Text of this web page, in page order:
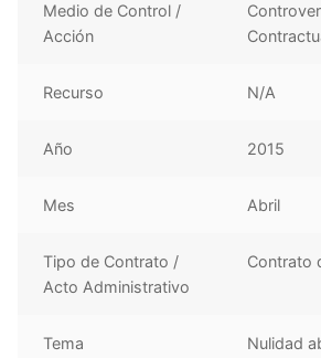
Medio de Control /
Acción
Recurso N/A
Año 2015
Mes Abril
Tipo de Contrato /
Acto Administrativo
Contrato
Tema
Nulidad